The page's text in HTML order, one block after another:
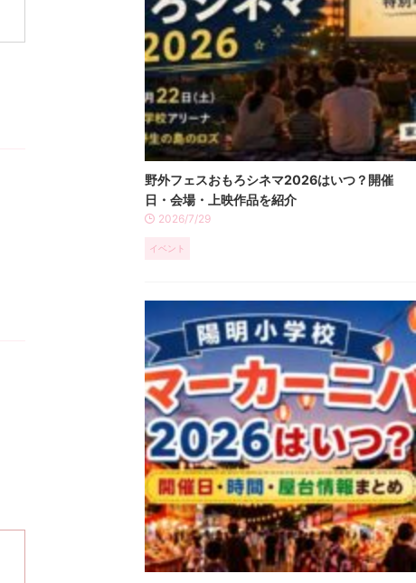
野外フェスおもろシネマ2026はいつ？開催
日・会場・上映作品を紹介
2026/7/29
イベント